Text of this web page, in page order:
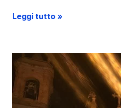
Luce
per
la
Regina
Torre
di
Leggi tutto »